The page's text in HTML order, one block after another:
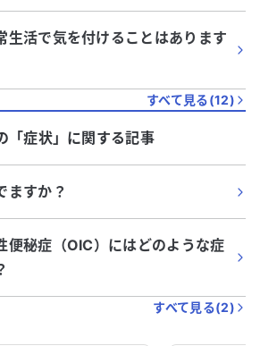
生活で気を付けることはあります
すべて見る(12)
「症状」に関する記事
ますか？
便秘症（OIC）にはどのような症
すべて見る(2)